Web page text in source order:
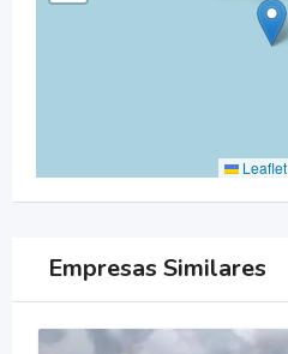
Leaflet
Empresas Similares